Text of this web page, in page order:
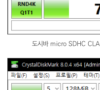
도시바 micro SDHC